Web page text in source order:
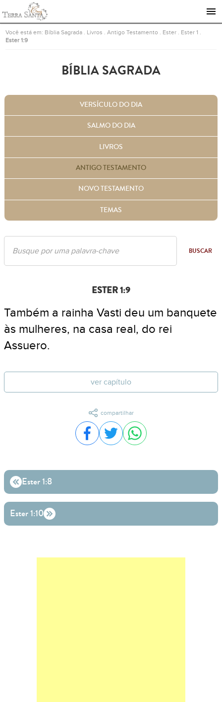
Ir para a página inicial
Você está em: Bíblia Sagrada Livros .Antigo Testamento Ester Ester 1
Ester 1:9
BÍBLIA SAGRADA
VERSÍCULO DO DIA
SALMO DO DIA
LIVROS
ANTIGO TESTAMENTO
NOVO TESTAMENTO
TEMAS
BUSCAR
ESTER 1:9
Também a rainha Vasti deu um banquete
às mulheres, na casa real, do rei
Assuero.
ver capítulo
compartilhar
Compartilhar no Facebook
Compartilhar no Twitter
Compartilhar no
Ester 1:8
Ester 1:10